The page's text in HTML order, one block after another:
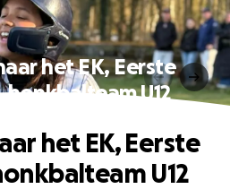
het EK, Eerste
honkbalteam U12
het EK, Eerste
U12